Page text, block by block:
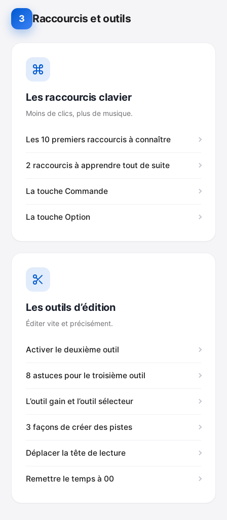
3 Raccourcis et outils
Les raccourcis clavier
Moins de clics, plus de musique.
Les 10 premiers raccourcis à connaître
2 raccourcis à apprendre tout de suite
La touche Commande
La touche Option
Les outils d’édition
Éditer vite et précisément.
Activer le deuxième outil
8 astuces pour le troisième outil
L’outil gain et l’outil sélecteur
3 façons de créer des pistes
Déplacer la tête de lecture
Remettre le temps à 00